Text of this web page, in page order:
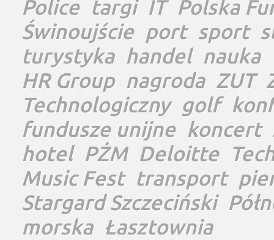
Police targi IT Polska
Świnoujście port sport
turystyka handel nauka
HR Group nagroda ZUT
Technologiczny golf
fundusze unijne koncert
hotel PŻM Deloitte
Music Fest transport
Stargard Szczeciński
morska Łasztownia